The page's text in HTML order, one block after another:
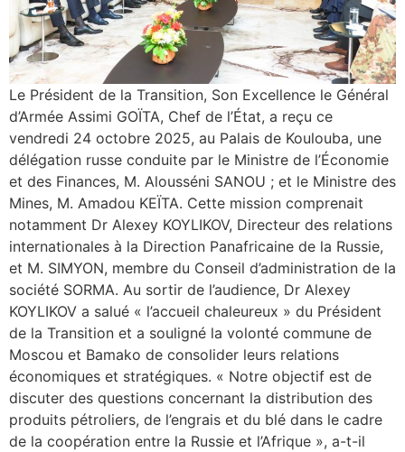
Le Président de la Transition, Son Excellence le Général
d’Armée Assimi GOÏTA, Chef de l’État, a reçu ce
vendredi 24 octobre 2025, au Palais de Koulouba, une
délégation russe conduite par le Ministre de l’Économie
et des Finances, M. Alousséni SANOU ; et le Ministre des
Mines, M. Amadou KEÏTA. Cette mission comprenait
notamment Dr Alexey KOYLIKOV, Directeur des relations
internationales à la Direction Panafricaine de la Russie,
et M. SIMYON, membre du Conseil d’administration de la
société SORMA. Au sortir de l’audience, Dr Alexey
KOYLIKOV a salué « l’accueil chaleureux » du Président
de la Transition et a souligné la volonté commune de
Moscou et Bamako de consolider leurs relations
économiques et stratégiques. « Notre objectif est de
discuter des questions concernant la distribution des
produits pétroliers, de l’engrais et du blé dans le cadre
de la coopération entre la Russie et l’Afrique », a-t-il